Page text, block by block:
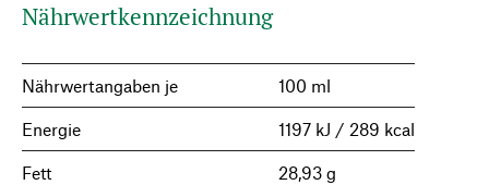
Nährwertkennzeichnung
Nährwertangaben je 100 ml
Energie 1197 kJ / 289 kcal
Fett 28,93 g